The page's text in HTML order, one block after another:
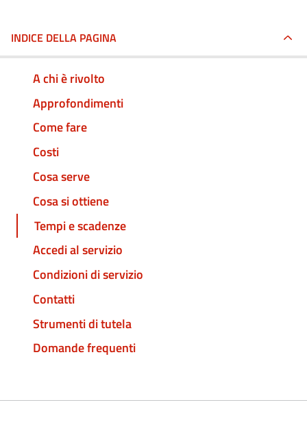
INDICE DELLA PAGINA
A chi è rivolto
Approfondimenti
Come fare
Costi
Cosa serve
Cosa si ottiene
Tempi e scadenze
Accedi al servizio
Condizioni di servizio
Contatti
Strumenti di tutela
Domande frequenti